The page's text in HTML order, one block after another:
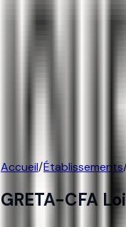
Accueil/Établissements
GRETA-CFA